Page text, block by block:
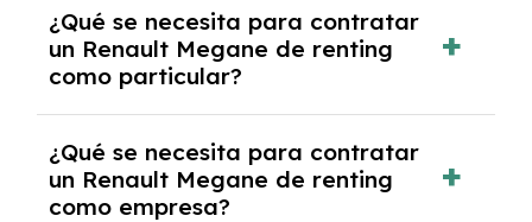
pero puede haber penalizaciones por
cancelación anticipada. Es importante revisar
las condiciones del contrato y hablar con un
experto que te asesore.
¿Qué se necesita para contratar
un Renault Megane de renting
como particular?
y, en algunos casos, una consulta de solvencia
crediticia y un pago inicial.
¿Qué se necesita para contratar
un Renault Megane de renting
como empresa?